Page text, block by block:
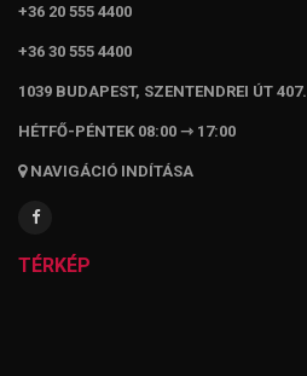
+36 20 555 4400
+36 30 555 4400
1039 BUDAPEST, SZENTENDREI ÚT 407.
HÉTFŐ-PÉNTEK 08:00 ⇾ 17:00
NAVIGÁCIÓ INDÍTÁSA
TÉRKÉP